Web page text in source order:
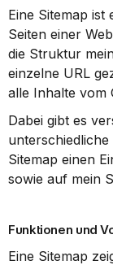
Eine Sitemap ist
Seiten einer
die Struktur
einzelne URL
alle Inhalte vom
Dabei gibt es
Sitemap einen
sowie auf mein
Funktionen und
Eine Sitemap